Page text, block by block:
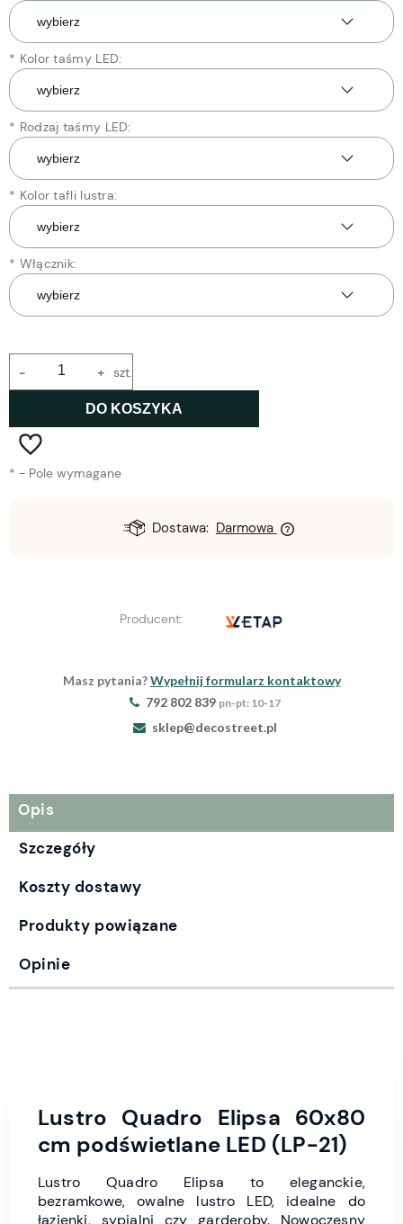
* Kolor taśmy LED:
* Rodzaj taśmy LED:
* Kolor tafli lustra:
* Włącznik:
+
- szt.
DO KOSZYKA
* - Pole wymagane
Dostawa: Darmowa
Producent:
Masz pytania?Wypełnij formularz kontaktowy
792 802 839 pn-pt: 10-17
sklep@decostreet.pl
Opis
Szczegóły
Koszty dostawy
Produkty powiązane
Opinie
Lustro Quadro Elipsa 60x80
cm podświetlane LED (LP-21)
Lustro Quadro Elipsa to eleganckie,
bezramkowe, owalne lustro LED, idealne do
łazienki, sypialni czy garderoby. Nowoczesny